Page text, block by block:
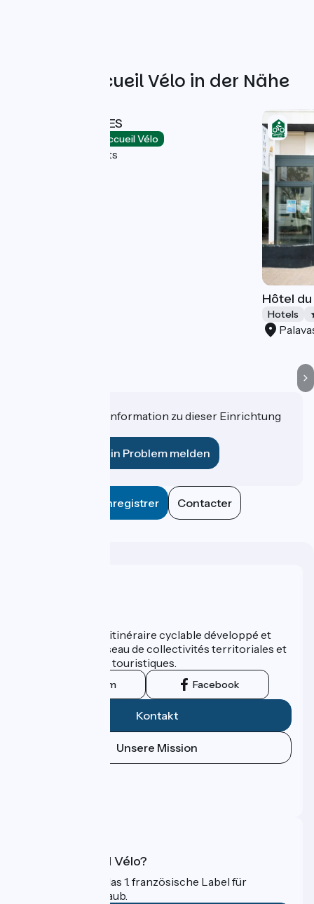
Weitere Accueil Vélo in der Nähe
HOTEL LES ALIZES
Accueil Vélo
Palavas-les-Flots
Hôtel
Hotels
Haben Sie eine Information zu dieser Einrichtung
Ein Problem melden
Enregistrer Contacter
ViaRhôna est un itinéraire cyclable développé et
promu par un réseau de collectivités territoriales et
leurs institutions touristiques.
Instagram Facebook
Kontakt
Unsere Mission
Was ist Accueil Vélo?
Accueil Vélo ist das 1. französische Label für
Radfahrer im Urlaub.